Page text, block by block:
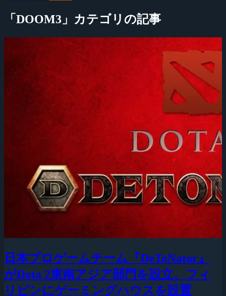
「DOOM3」カテゴリの記事
日本プロゲームチーム『DeToNator』
がDota 2東南アジア部門を設立、フィ
リピンにゲーミングハウスを設置